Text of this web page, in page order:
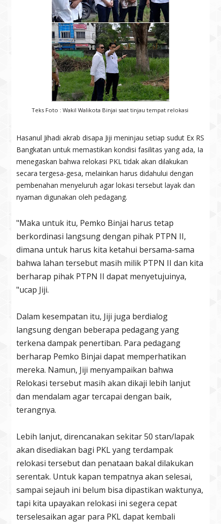
Teks Foto : Wakil Walikota Binjai saat tinjau tempat relokasi
Hasanul Jihadi akrab disapa Jiji meninjau setiap sudut Ex RS
Bangkatan untuk memastikan kondisi fasilitas yang ada, Ia
menegaskan bahwa relokasi PKL tidak akan dilakukan
secara tergesa-gesa, melainkan harus didahului dengan
pembenahan menyeluruh agar lokasi tersebut layak dan
nyaman digunakan oleh pedagang.
"Maka untuk itu, Pemko Binjai harus tetap
berkordinasi langsung dengan pihak PTPN II,
dimana untuk harus kita ketahui bersama-sama
bahwa lahan tersebut masih milik PTPN II dan kita
berharap pihak PTPN II dapat menyetujuinya,
"ucap Jiji.
Dalam kesempatan itu, Jiji juga berdialog
langsung dengan beberapa pedagang yang
terkena dampak penertiban. Para pedagang
berharap Pemko Binjai dapat memperhatikan
mereka. Namun, Jiji menyampaikan bahwa
Relokasi tersebut masih akan dikaji lebih lanjut
dan mendalam agar tercapai dengan baik,
terangnya.
Lebih lanjut, direncanakan sekitar 50 stan/lapak
akan disediakan bagi PKL yang terdampak
relokasi tersebut dan penataan bakal dilakukan
serentak. Untuk kapan tempatnya akan selesai,
sampai sejauh ini belum bisa dipastikan waktunya,
tapi kita upayakan relokasi ini segera cepat
terselesaikan agar para PKL dapat kembali